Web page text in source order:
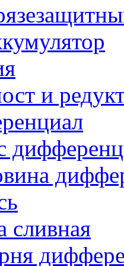
и
сливная